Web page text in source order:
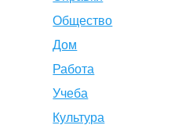
Общество
Дом
Работа
Учеба
Культура